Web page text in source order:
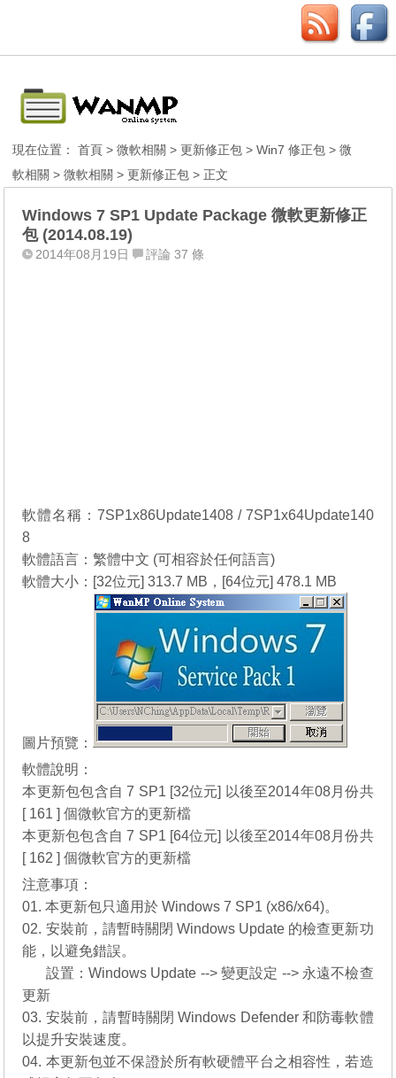
現在位置：首頁 >微軟相關 >更新修正包 >Win7 修正包 >微
軟相關 >微軟相關 >更新修正包 > 正文
Windows 7 SP1 Update Package 微軟更新修正
包 (2014.08.19)
2014年08月19日 評論 37 條
軟體名稱：7SP1x86Update1408 / 7SP1x64Update140
8
軟體語言：繁體中文 (可相容於任何語言)
軟體大小：[32位元] 313.7 MB，[64位元] 478.1 MB
圖片預覽：
軟體說明：
本更新包包含自 7 SP1 [32位元] 以後至2014年08月份共
[ 161 ] 個微軟官方的更新檔
本更新包包含自 7 SP1 [64位元] 以後至2014年08月份共
[ 162 ] 個微軟官方的更新檔
注意事項：
01. 本更新包只適用於 Windows 7 SP1 (x86/x64)。
02. 安裝前，請暫時關閉 Windows Update 的檢查更新功
能，以避免錯誤。
設置：Windows Update --> 變更設定 --> 永遠不檢查
更新
03. 安裝前，請暫時關閉 Windows Defender 和防毒軟體
以提升安裝速度。
04. 本更新包並不保證於所有軟硬體平台之相容性，若造